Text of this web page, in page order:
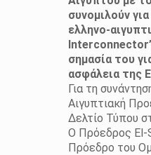
συνομιλούν
ελληνο-
σημασία του
ασφάλεια της
Για τη
Αιγυπτιακή
Δελτίο Τύπου
Ο Πρόεδρος El-
Πρόεδρο του